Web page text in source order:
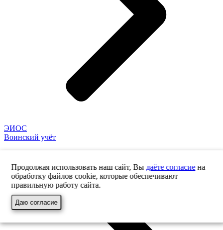
ЭИОС
Воинский учёт
Продолжая использовать наш сайт, Вы даёте согласиена
обработку файлов cookie, которые обеспечивают
правильную работу сайта.
Даю согласие